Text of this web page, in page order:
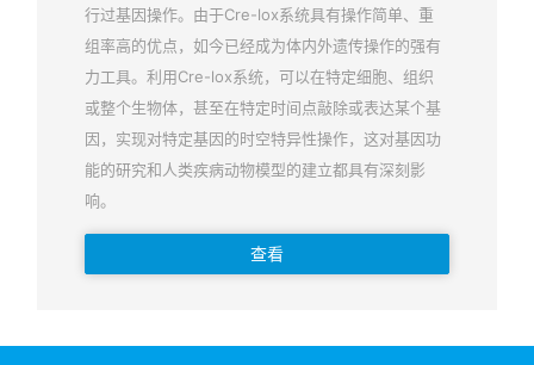
行过基因操作。由于Cre-lox系统具有操作简单、重
组率高的优点，如今已经成为体内外遗传操作的强有
力工具。利用Cre-lox系统，可以在特定细胞、组织
或整个生物体，甚至在特定时间点敲除或表达某个基
因，实现对特定基因的时空特异性操作，这对基因功
能的研究和人类疾病动物模型的建立都具有深刻影
响。
查看